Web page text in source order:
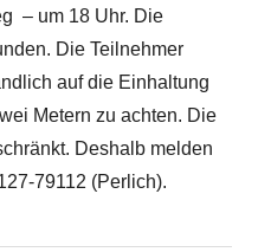
– um 18 Uhr. Die
Die Teilnehmer
auf die Einhaltung
Metern zu achten. Die
Deshalb melden
79112 (Perlich).